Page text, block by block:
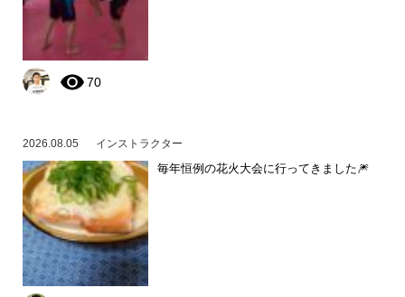
70
2026.08.05 インストラクター
毎年恒例の花火大会に行ってきました🎆